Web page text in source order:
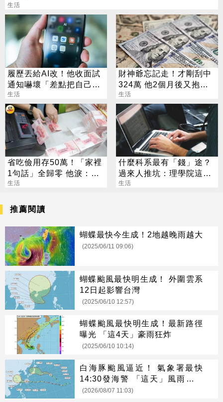
生活
履歷丟給AI改！他收面試
通知嚇壞「差點把自己送
走」
生活
財神爺忘記走！才剛刮中
324萬 他2個月後又抱回
3243萬
生活
省吃儉用存50萬！「家裡
1句話」全歸零 他淚：窮
人小孩活著好難
生活
什麼科系最有「錢」途？
過來人推坑：理學院這科
系賺最多
生活
推薦閱讀
蝴蝶最快今生成！2地越晚雨越大
(2025/06/11 09:06)
蝴蝶颱風最快明生成！ 外圍雲系
12日起影響台灣
(2025/06/10 12:57)
蝴蝶颱風最快明生成！最新路徑
曝光 「這4天」豪雨狂炸
(2025/06/10 10:14)
白海豚颱風逼近！ 氣象署最快
14:30發海警 「這天」風雨最猛
烈
(2026/08/07 11:03)